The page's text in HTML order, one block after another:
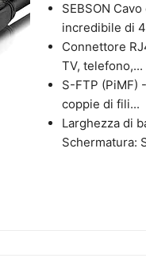
SEBSON
incredibile di
Connettore
TV, telefono,...
S-FTP (PiMF)
coppie di fili...
Larghezza di
Schermatura: